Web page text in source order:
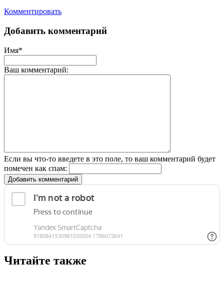
Комментировать
Добавить комментарий
Имя*
Ваш комментарий:
Если вы что-то введете в это поле, то ваш комментарий будет
помечен как спам:
Добавить комментарий
Читайте также